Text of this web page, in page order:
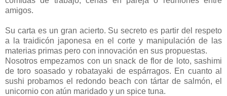
amigos.
Su carta es un gran acierto. Su secreto es partir del respeto
a la traidicón japonesa en el corte y manipulación de las
materias primas pero con innovación en sus propuestas.
Nosotros empezamos con un snack de flor de loto, sashimi
de toro soasado y robatayaki de espárragos. En cuanto al
sushi probamos el redondo beach con tártar de salmón, el
unicornio con atún maridado y un spice tuna.